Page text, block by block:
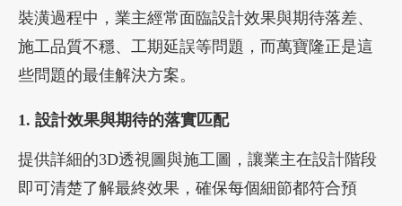
裝潢過程中，業主經常面臨設計效果與期待落差、
施工品質不穩、工期延誤等問題，而萬寶隆正是這
些問題的最佳解決方案。
1. 設計效果與期待的落實匹配
提供詳細的3D透視圖與施工圖，讓業主在設計階段
即可清楚了解最終效果，確保每個細節都符合預